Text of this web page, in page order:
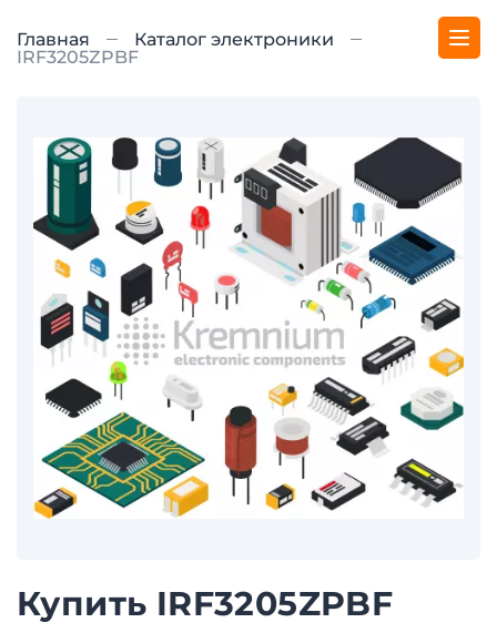
Главная
Каталог электроники
IRF3205ZPBF
Купить IRF3205ZPBF